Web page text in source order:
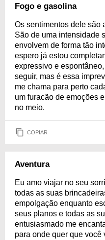
Fogo e gasolina
Os sentimentos dele são
São de uma intensidade
envolvem de forma tão
espero já estou
expressivo e
seguir, mas é essa
me chama para perto
um furacão de emoções
no meio.
COPIAR
Aventura
Eu amo viajar no seu
todas as suas
empolgação enquanto
seus planos e todas as
entusiasmado me
para onde quer que você